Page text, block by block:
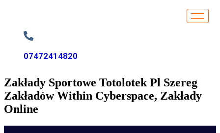
07472414820
Zakłady Sportowe Totolotek Pl Szereg
Zakładów Within Cyberspace, Zakłady
Online